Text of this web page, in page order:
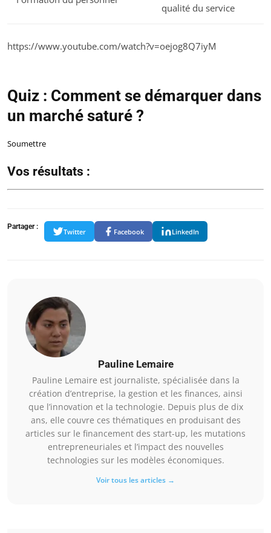
qualité du service
https://www.youtube.com/watch?v=oejog8Q7iyM
Quiz : Comment se démarquer dans
un marché saturé ?
Soumettre
Vos résultats :
Partager :
Twitter Facebook LinkedIn
Pauline Lemaire
Pauline Lemaire est journaliste, spécialisée dans la
création d’entreprise, la gestion et les finances, ainsi
que l’innovation et la technologie. Depuis plus de dix
ans, elle couvre ces thématiques en produisant des
articles sur le financement des start-up, les mutations
entrepreneuriales et l’impact des nouvelles
technologies sur les modèles économiques.
Voir tous les articles →